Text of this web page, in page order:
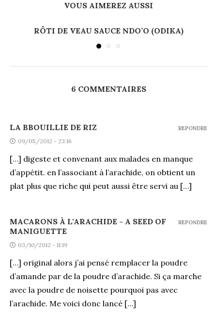
VOUS AIMEREZ AUSSI
RÔTI DE VEAU SAUCE NDO’O (ODIKA)
6 COMMENTAIRES
LA BBOUILLIE DE RIZ
09/05/2012 - 23:16
[…] digeste et convenant aux malades en manque
d’appétit. en l’associant à l’arachide, on obtient un
plat plus que riche qui peut aussi être servi au […]
REPONDRE
MACARONS À L'ARACHIDE - A SEED OF
MANIGUETTE
03/10/2012 - 11:19
[…] original alors j’ai pensé remplacer la poudre
d’amande par de la poudre d’arachide. Si ça marche
avec la poudre de noisette pourquoi pas avec
l’arachide. Me voici donc lancé […]
REPONDRE